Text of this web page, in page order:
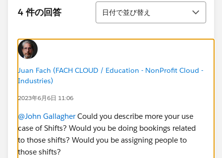
4 件の回答
並び替え
日付で並び替え
Juan Fach (FACH CLOUD / Education - NonProfit Cloud -
Industries)
2023年6月6日 11:06
@John GallagherCould you describe more your use
case of Shifts? Would you be doing bookings related
to those shifts? Would you be assigning people to
those shifts?